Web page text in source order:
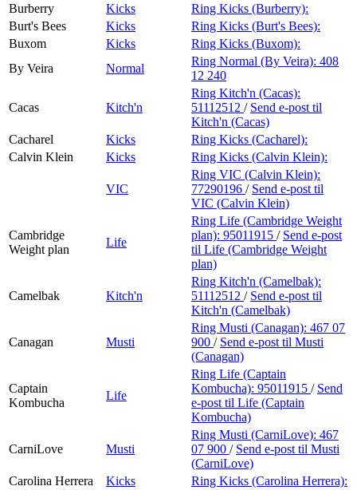
Burberry
Kicks
Ring Kicks (Burberry):
Burt's Bees
Kicks
Ring Kicks (Burt's Bees):
Buxom
Kicks
Ring Kicks (Buxom):
By Veira
Normal
Ring Normal (By Veira): 408
12 240
Cacas Kitch'n
Ring Kitch'n (Cacas):
51112512 / Send e-post til
Kitch'n (Cacas)
Cacharel
Kicks
Ring Kicks (Cacharel):
Calvin Klein
Kicks Ring Kicks (Calvin Klein):
VIC
Ring VIC (Calvin Klein):
77290196 / Send e-post til
VIC (Calvin Klein)
Cambridge
Weight plan
Life
Ring Life (Cambridge Weight
plan): 95011915 / Send e-post
til Life (Cambridge Weight
plan)
Camelbak Kitch'n
Ring Kitch'n (Camelbak):
51112512 / Send e-post til
Kitch'n (Camelbak)
Canagan Musti
Ring Musti (Canagan): 467 07
900 / Send e-post til Musti
(Canagan)
Captain
Kombucha
Life
Ring Life (Captain
Kombucha): 95011915 / Send
e-post til Life (Captain
Kombucha)
CarniLove Musti
Ring Musti (CarniLove): 467
07 900 / Send e-post til Musti
(CarniLove)
Carolina Herrera
Kicks Ring Kicks (Carolina Herrera):